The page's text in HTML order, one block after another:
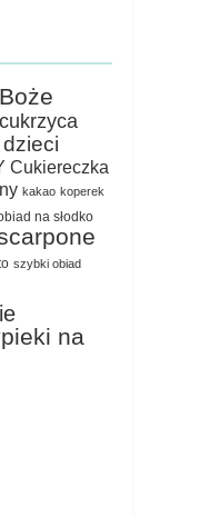
Boże
cukrzyca
Cukiereczka
kakao koperek
na słodko
szybki obiad
na